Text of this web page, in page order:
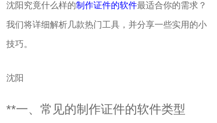
沈阳究竟什么样的制作证件的软件最适合你的需求？
我们将详细解析几款热门工具，并分享一些实用的小
技巧。
沈阳
**一、常见的制作证件的软件类型